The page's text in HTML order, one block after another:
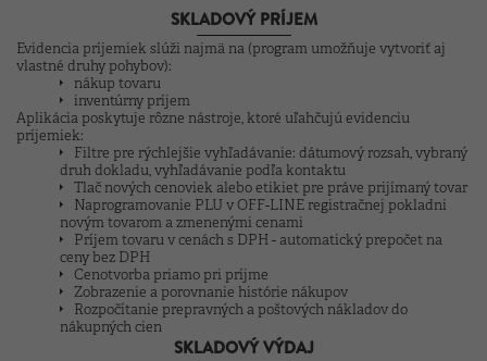
SKLADOVÝ PRÍJEM
Evidencia príjemiek slúži najmä na (program umožňuje vytvoriť aj
vlastné druhy pohybov):
nákup tovaru
inventúrny príjem
Aplikácia poskytuje rôzne nástroje, ktoré uľahčujú evidenciu
príjemiek:
Filtre pre rýchlejšie vyhľadávanie: dátumový rozsah, vybraný
druh dokladu, vyhľadávanie podľa kontaktu
Tlač nových cenoviek alebo etikiet pre práve prijímaný tovar
Naprogramovanie PLU v OFF-LINE registračnej pokladni
novým tovarom a zmenenými cenami
Príjem tovaru v cenách s DPH - automatický prepočet na
ceny bez DPH
Cenotvorba priamo pri príjme
Zobrazenie a porovnanie histórie nákupov
Rozpočítanie prepravných a poštových nákladov do
nákupných cien
SKLADOVÝ VÝDAJ